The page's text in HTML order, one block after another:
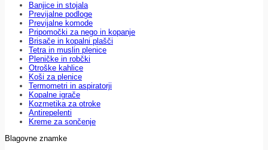
Banjice in stojala
Previjalne podloge
Previjalne komode
Pripomočki za nego in kopanje
Brisače in kopalni plašči
Tetra in muslin plenice
Pleničke in robčki
Otroške kahlice
Koši za plenice
Termometri in aspiratorji
Kopalne igrače
Kozmetika za otroke
Antirepelenti
Kreme za sončenje
Blagovne znamke